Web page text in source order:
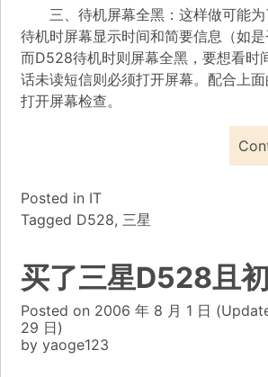
三、待机屏幕全黑：这样做可能为
待机时屏幕显示时间和简要信息（如是
而D528待机时则屏幕全黑，要想看时
话未读短信则必须打开屏幕。配合上
打开屏幕检查。
Posted in IT
Tagged D528, 三星
买了三星D528且
Posted on 2006 年 8 月 1 日
29 日)
by yaoge123